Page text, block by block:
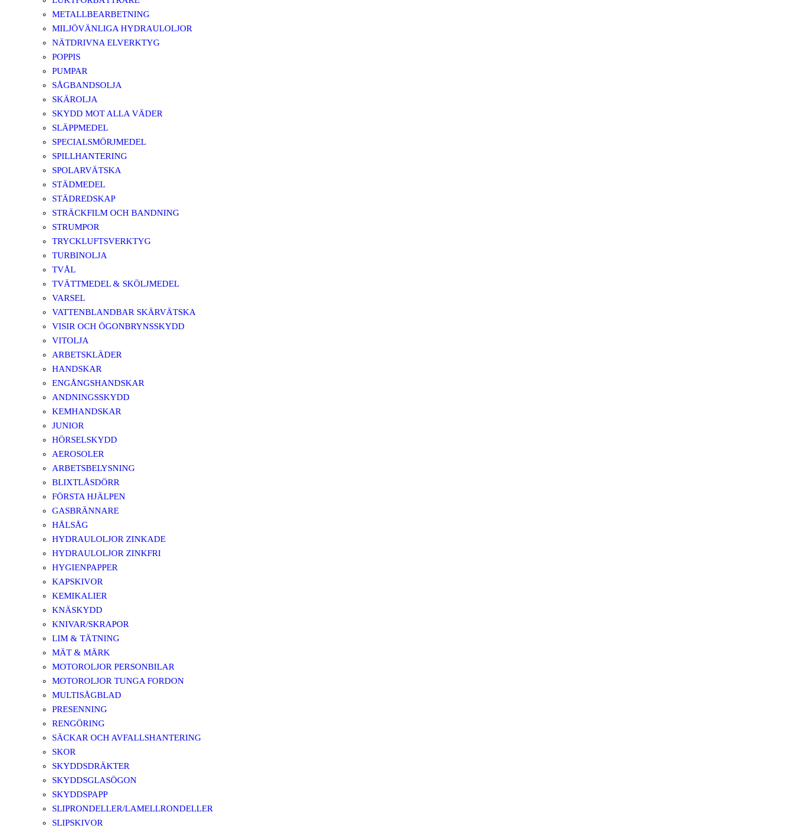
METALLBEARBETNING
MILJÖVÄNLIGA HYDRAULOLJOR
NÄTDRIVNA ELVERKTYG
POPPIS
PUMPAR
SÅGBANDSOLJA
SKÄROLJA
SKYDD MOT ALLA VÄDER
SLÄPPMEDEL
SPECIALSMÖRJMEDEL
SPILLHANTERING
SPOLARVÄTSKA
STÄDMEDEL
STÄDREDSKAP
STRÄCKFILM OCH BANDNING
STRUMPOR
TRYCKLUFTSVERKTYG
TURBINOLJA
TVÅL
TVÄTTMEDEL & SKÖLJMEDEL
VARSEL
VATTENBLANDBAR SKÄRVÄTSKA
VISIR OCH ÖGONBRYNSSKYDD
VITOLJA
ARBETSKLÄDER
HANDSKAR
ENGÅNGSHANDSKAR
ANDNINGSSKYDD
KEMHANDSKAR
JUNIOR
HÖRSELSKYDD
AEROSOLER
ARBETSBELYSNING
BLIXTLÅSDÖRR
FÖRSTA HJÄLPEN
GASBRÄNNARE
HÅLSÅG
HYDRAULOLJOR ZINKADE
HYDRAULOLJOR ZINKFRI
HYGIENPAPPER
KAPSKIVOR
KEMIKALIER
KNÄSKYDD
KNIVAR/SKRAPOR
LIM & TÄTNING
MÄT & MÄRK
MOTOROLJOR PERSONBILAR
MOTOROLJOR TUNGA FORDON
MULTISÅGBLAD
PRESENNING
RENGÖRING
SÄCKAR OCH AVFALLSHANTERING
SKOR
SKYDDSDRÄKTER
SKYDDSGLASÖGON
SKYDDSPAPP
SLIPRONDELLER/LAMELLRONDELLER
SLIPSKIVOR